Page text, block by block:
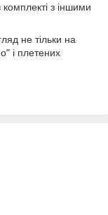
з іншими
не тільки на
і плетених